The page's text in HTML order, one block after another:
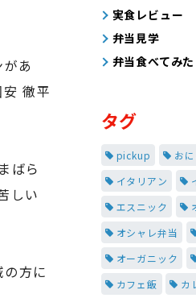
あ
徹平
ばら
しい
方に
実食レビュー
弁当見学
弁当食べてみた
タグ
pickup お
イタリアン
エスニック
オシャレ弁当
オーガニック
カフェ飯
カ